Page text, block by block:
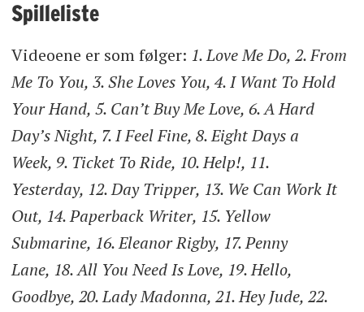
Spilleliste
Videoene er som følger: 1. Love Me Do, 2. From
Me To You, 3. She Loves You, 4. I Want To Hold
Your Hand, 5. Can’t Buy Me Love, 6. A Hard
Day’s Night, 7. I Feel Fine, 8. Eight Days a
Week, 9. Ticket To Ride, 10. Help!, 11.
Yesterday, 12. Day Tripper, 13. We Can Work It
Out, 14. Paperback Writer, 15. Yellow
Submarine, 16. Eleanor Rigby, 17. Penny
Lane, 18. All You Need Is Love, 19. Hello,
Goodbye, 20. Lady Madonna, 21. Hey Jude, 22.